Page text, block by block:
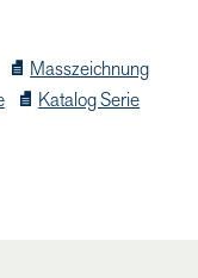
Masszeichnung
Katalog Serie